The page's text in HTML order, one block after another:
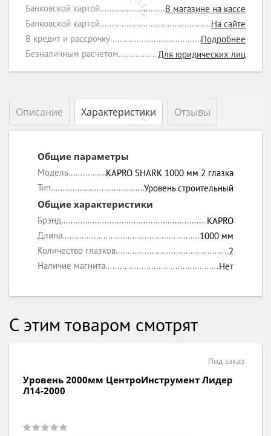
Банковской картой
В магазине на кассе
Банковской картой
На сайте
В кредит и рассрочку
Подробнее
Безналичным расчетом
Для юридических лиц
Описание Характеристики Отзывы
Общие параметры
Модель
KAPRO SHARK 1000 мм 2 глазка
Тип
Уровень строительный
Общие характеристики
Брэнд
KAPRO
Длина
1000 мм
Количество глазков
2
Наличие магнита
Нет
С этим товаром смотрят
Под заказ
Уровень 600мм ЦентроИнструмент Лидер
Л14-600